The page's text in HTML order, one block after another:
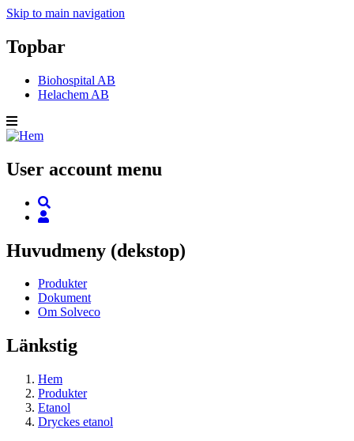
Skip to main navigation
Topbar
Biohospital AB
Helachem AB
User account menu
Huvudmeny (dekstop)
Produkter
Dokument
Om Solveco
Länkstig
Hem
Produkter
Etanol
Dryckes etanol